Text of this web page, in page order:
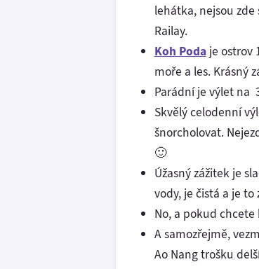
lehátka, nejsou
Railay.
Koh Podaje ostrov
moře a les. Krásný
Parádní je výlet na
Skvělý celodenní
šnorcholovat.
🙂
Úžasný zážitek je
vody, je čistá a je
No, a pokud
A samozřejmě,
Ao Nang trošku